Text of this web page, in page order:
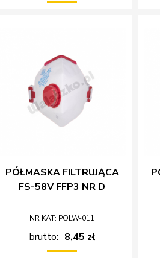
PÓŁMASKA FILTRUJĄCA
FS-58V FFP3 NR D
NR KAT: POLW-011
brutto: 8,45 zł